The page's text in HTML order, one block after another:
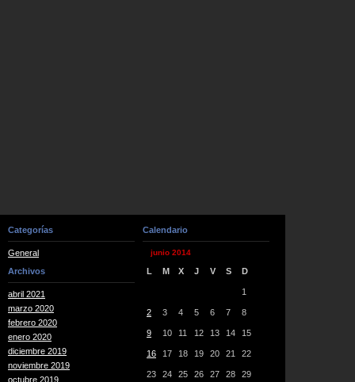
Categorías
General
Archivos
abril 2021
marzo 2020
febrero 2020
enero 2020
diciembre 2019
noviembre 2019
octubre 2019
Calendario
junio 2014
L M X J V S D
1
2 3 4 5 6 7 8
9 10 11 12 13 14 15
16 17 18 19 20 21 22
23 24 25 26 27 28 29